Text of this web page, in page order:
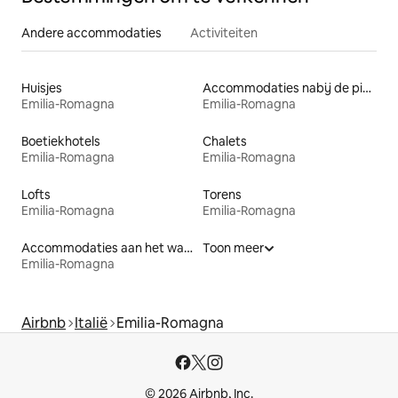
Andere accommodaties Activiteiten
Huisjes
Emilia-Romagna
Accommodaties nabij de piste
Emilia-Romagna
Boetiekhotels
Emilia-Romagna
Chalets
Emilia-Romagna
Lofts
Emilia-Romagna
Torens
Emilia-Romagna
Accommodaties aan het water
Emilia-Romagna
Toon meer
Airbnb Italië Emilia-Romagna
© 2026 Airbnb, Inc.